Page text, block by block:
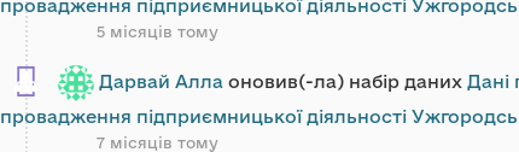
провадження підприємницької діяльності
5 місяців тому
Дарвай Алла оновив(-ла) набір даних Дані
провадження підприємницької діяльності
7 місяців тому